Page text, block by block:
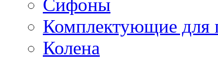
Сифоны
Комплектующие для
Колена